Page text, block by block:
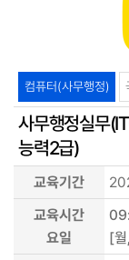
컴퓨터(사무행정)
사무행정실무
능력2급)
교육기간
교육시간
요일
[